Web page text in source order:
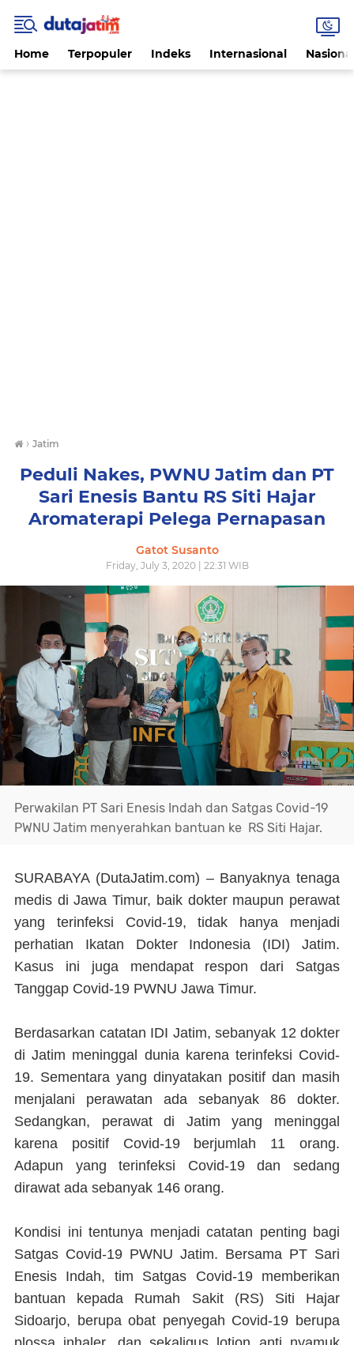
Home Terpopuler Indeks Internasional
› Jatim
Peduli Nakes, PWNU Jatim dan PT
Sari Enesis Bantu RS Siti Hajar
Aromaterapi Pelega Pernapasan
Gatot Susanto
Friday, July 3, 2020 | 22:31 WIB
Perwakilan PT Sari Enesis Indah dan Satgas Covid-19
PWNU Jatim menyerahkan bantuan ke RS Siti Hajar.
SURABAYA (DutaJatim.com) –Banyaknya tenaga
medis di Jawa Timur, baik dokter maupun perawat
yang terinfeksi Covid-19, tidak hanya menjadi
perhatian Ikatan Dokter Indonesia (IDI) Jatim.
Kasus ini juga mendapat respon dari Satgas
Tanggap Covid-19 PWNU Jawa Timur.
Berdasarkan catatan IDI Jatim, sebanyak 12 dokter
di Jatim meninggal dunia karena terinfeksi Covid-
19. Sementara yang dinyatakan positif dan masih
menjalani perawatan ada sebanyak 86 dokter.
Sedangkan, perawat di Jatim yang meninggal
karena positif Covid-19 berjumlah 11 orang.
Adapun yang terinfeksi Covid-19 dan sedang
dirawat ada sebanyak 146 orang.
Kondisi ini tentunya menjadi catatan penting bagi
Satgas Covid-19 PWNU Jatim. Bersama PT Sari
Enesis Indah, tim Satgas Covid-19 memberikan
bantuan kepada Rumah Sakit (RS) Siti Hajar
Sidoarjo, berupa obat penyegah Covid-19 berupa